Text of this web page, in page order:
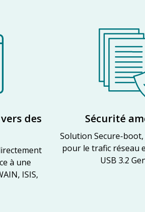
des
à une
ISIS,
Sécurité
Solution Secure-
pour le trafic réseau
USB 3.2